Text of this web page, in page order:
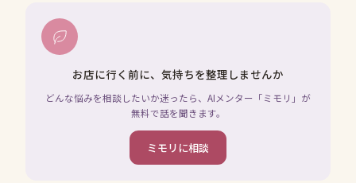
お店に行く前に、気持ちを整理しませんか
どんな悩みを相談したいか迷ったら、AIメンター「ミモリ」が
無料で話を聞きます。
ミモリに相談